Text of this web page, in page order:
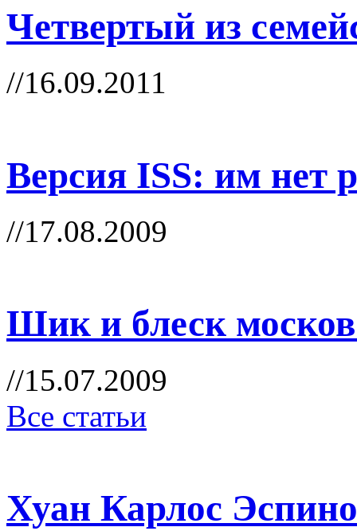
Четвертый из
//16.09.2011
Версия ISS: им нет
//17.08.2009
Шик и блеск
//15.07.2009
Все статьи
Хуан Карлос